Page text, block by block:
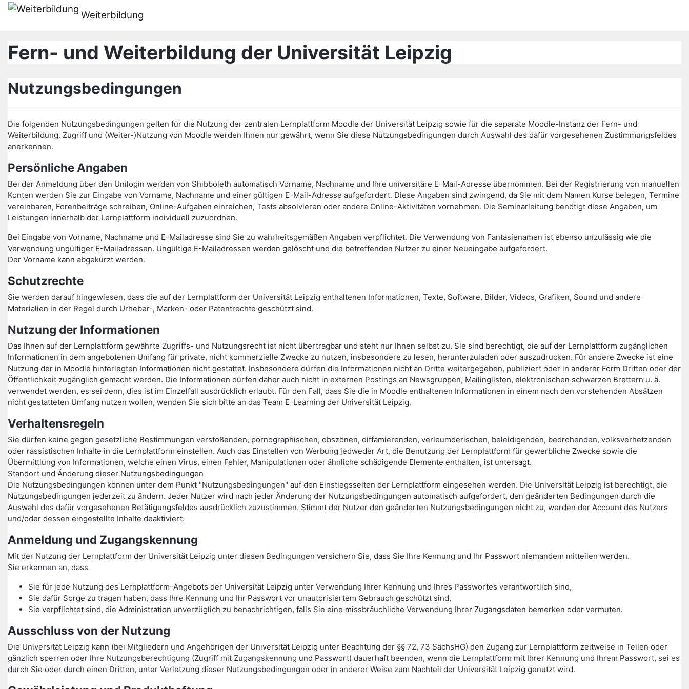
Salta al contenido principal
Weiterbildung
Fern- und Weiterbildung der Universität Leipzig
Nutzungsbedingungen
Die folgenden Nutzungsbedingungen gelten für die Nutzung der zentralen Lernplattform Moodle der Universität Leipzig sowie für die separate Moodle-Instanz der Fern- und
Weiterbildung. Zugriff und (Weiter-)Nutzung von Moodle werden Ihnen nur gewährt, wenn Sie diese Nutzungsbedingungen durch Auswahl des dafür vorgesehenen Zustimmungsfeldes
anerkennen.
Persönliche Angaben
Bei der Anmeldung über den Unilogin werden von Shibboleth automatisch Vorname, Nachname und Ihre universitäre E-Mail-Adresse übernommen. Bei der Registrierung von manuellen
Konten werden Sie zur Eingabe von Vorname, Nachname und einer gültigen E-Mail-Adresse aufgefordert. Diese Angaben sind zwingend, da Sie mit dem Namen Kurse belegen, Termine
vereinbaren, Forenbeiträge schreiben, Online-Aufgaben einreichen, Tests absolvieren oder andere Online-Aktivitäten vornehmen. Die Seminarleitung benötigt diese Angaben, um
Leistungen innerhalb der Lernplattform individuell zuzuordnen.
Bei Eingabe von Vorname, Nachname und E-Mailadresse sind Sie zu wahrheitsgemäßen Angaben verpflichtet. Die Verwendung von Fantasienamen ist ebenso unzulässig wie die
Verwendung ungültiger E-Mailadressen. Ungültige E-Mailadressen werden gelöscht und die betreffenden Nutzer zu einer Neueingabe aufgefordert.
Der Vorname kann abgekürzt werden.
Schutzrechte
Sie werden darauf hingewiesen, dass die auf der Lernplattform der Universität Leipzig enthaltenen Informationen, Texte, Software, Bilder, Videos, Grafiken, Sound und andere
Materialien in der Regel durch Urheber-, Marken- oder Patentrechte geschützt sind.
Nutzung der Informationen
Das Ihnen auf der Lernplattform gewährte Zugriffs- und Nutzungsrecht ist nicht übertragbar und steht nur Ihnen selbst zu. Sie sind berechtigt, die auf der Lernplattform zugänglichen
Informationen in dem angebotenen Umfang für private, nicht kommerzielle Zwecke zu nutzen, insbesondere zu lesen, herunterzuladen oder auszudrucken. Für andere Zwecke ist eine
Nutzung der in Moodle hinterlegten Informationen nicht gestattet. Insbesondere dürfen die Informationen nicht an Dritte weitergegeben, publiziert oder in anderer Form Dritten oder der
Öffentlichkeit zugänglich gemacht werden. Die Informationen dürfen daher auch nicht in externen Postings an Newsgruppen, Mailinglisten, elektronischen schwarzen Brettern u. ä.
verwendet werden, es sei denn, dies ist im Einzelfall ausdrücklich erlaubt. Für den Fall, dass Sie die in Moodle enthaltenen Informationen in einem nach den vorstehenden Absätzen
nicht gestatteten Umfang nutzen wollen, wenden Sie sich bitte an das Team E-Learning der Universität Leipzig.
Verhaltensregeln
Sie dürfen keine gegen gesetzliche Bestimmungen verstoßenden, pornographischen, obszönen, diffamierenden, verleumderischen, beleidigenden, bedrohenden, volksverhetzenden
oder rassistischen Inhalte in die Lernplattform einstellen. Auch das Einstellen von Werbung jedweder Art, die Benutzung der Lernplattform für gewerbliche Zwecke sowie die
Übermittlung von Informationen, welche einen Virus, einen Fehler, Manipulationen oder ähnliche schädigende Elemente enthalten, ist untersagt.
Standort und Änderung dieser Nutzungsbedingungen
Die Nutzungsbedingungen können unter dem Punkt "Nutzungsbedingungen" auf den Einstiegsseiten der Lernplattform eingesehen werden. Die Universität Leipzig ist berechtigt, die
Nutzungsbedingungen jederzeit zu ändern. Jeder Nutzer wird nach jeder Änderung der Nutzungsbedingungen automatisch aufgefordert, den geänderten Bedingungen durch die
Auswahl des dafür vorgesehenen Betätigungsfeldes ausdrücklich zuzustimmen. Stimmt der Nutzer den geänderten Nutzungsbedingungen nicht zu, werden der Account des Nutzers
und/oder dessen eingestellte Inhalte deaktiviert.
Anmeldung und Zugangskennung
Mit der Nutzung der Lernplattform der Universität Leipzig unter diesen Bedingungen versichern Sie, dass Sie Ihre Kennung und Ihr Passwort niemandem mitteilen werden.
Sie erkennen an, dass
Sie für jede Nutzung des Lernplattform-Angebots der Universität Leipzig unter Verwendung Ihrer Kennung und Ihres Passwortes verantwortlich sind,
Sie dafür Sorge zu tragen haben, dass Ihre Kennung und Ihr Passwort vor unautorisiertem Gebrauch geschützt sind,
Sie verpflichtet sind, die Administration unverzüglich zu benachrichtigen, falls Sie eine missbräuchliche Verwendung Ihrer Zugangsdaten bemerken oder vermuten.
Ausschluss von der Nutzung
Die Universität Leipzig kann (bei Mitgliedern und Angehörigen der Universität Leipzig unter Beachtung der §§ 72, 73 SächsHG) den Zugang zur Lernplattform zeitweise in Teilen oder
gänzlich sperren oder Ihre Nutzungsberechtigung (Zugriff mit Zugangskennung und Passwort) dauerhaft beenden, wenn die Lernplattform mit Ihrer Kennung und Ihrem Passwort, sei es
durch Sie oder durch einen Dritten, unter Verletzung dieser Nutzungsbedingungen oder in anderer Weise zum Nachteil der Universität Leipzig genutzt wird.